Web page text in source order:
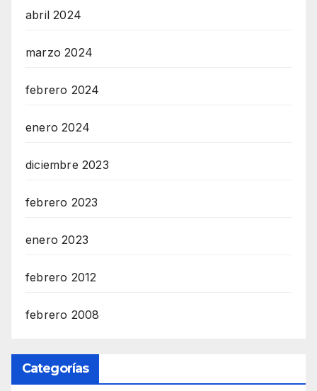
abril 2024
marzo 2024
febrero 2024
enero 2024
diciembre 2023
febrero 2023
enero 2023
febrero 2012
febrero 2008
Categorías